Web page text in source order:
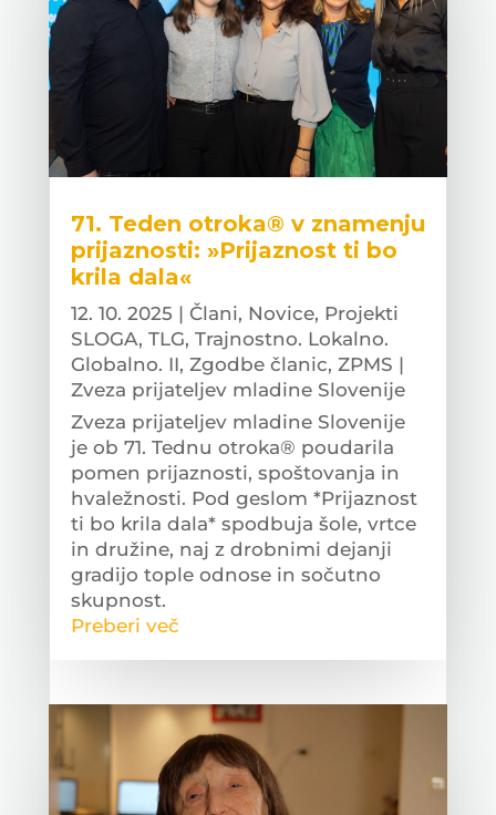
71. Teden otroka® v znamenju
prijaznosti: »Prijaznost ti bo
krila dala«
12. 10. 2025 | Člani, Novice, Projekti
SLOGA, TLG, Trajnostno. Lokalno.
Globalno. II, Zgodbe članic, ZPMS |
Zveza prijateljev mladine Slovenije
Zveza prijateljev mladine Slovenije
je ob 71. Tednu otroka® poudarila
pomen prijaznosti, spoštovanja in
hvaležnosti. Pod geslom *Prijaznost
ti bo krila dala* spodbuja šole, vrtce
in družine, naj z drobnimi dejanji
gradijo tople odnose in sočutno
skupnost.
Preberi več